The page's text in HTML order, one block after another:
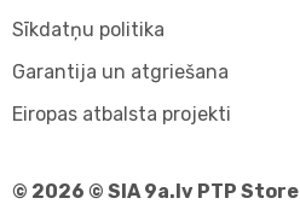
Sīkdatņu politika
Garantija un atgriešana
Eiropas atbalsta projekti
© 2026 © SIA 9a.lv PTP Store